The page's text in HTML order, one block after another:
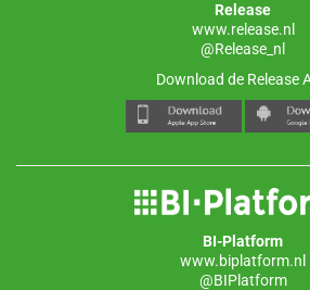
Release
www.release.nl
@Release_nl
Download de Release
BI-Platform
www.biplatform.nl
@BIPlatform